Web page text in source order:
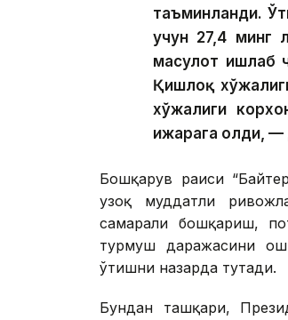
таъминланди.
учун 27,4 минг
маҳсулот ишлаб
Қишлоқ
хўжалиги
ижарага олди, —
Бошқарув раиси
узоқ муддатли
самарали бошқариш,
турмуш даражасини
ўтишни назарда тутади.
Бундан ташқари,